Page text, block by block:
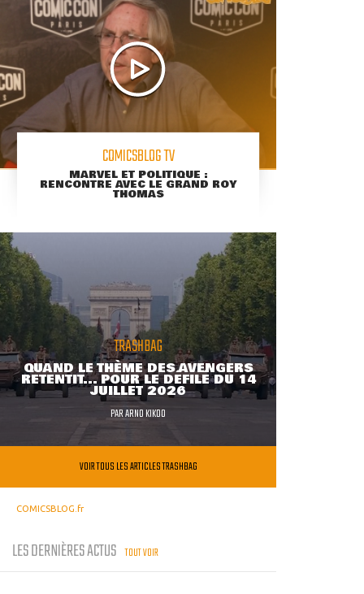
COMICSBLOG TV
MARVEL ET POLITIQUE :
RENCONTRE AVEC LE GRAND ROY
THOMAS
TRASHBAG
QUAND LE THÈME DES AVENGERS
RETENTIT... POUR LE DÉFILÉ DU 14
JUILLET 2026
PARARNO KIKOO
VOIR TOUS LES ARTICLES TRASHBAG
COMICSBLOG.fr
LES DERNIÈRES ACTUS TOUT VOIR